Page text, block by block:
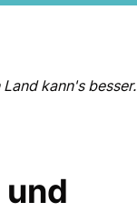
Land kann's besser.